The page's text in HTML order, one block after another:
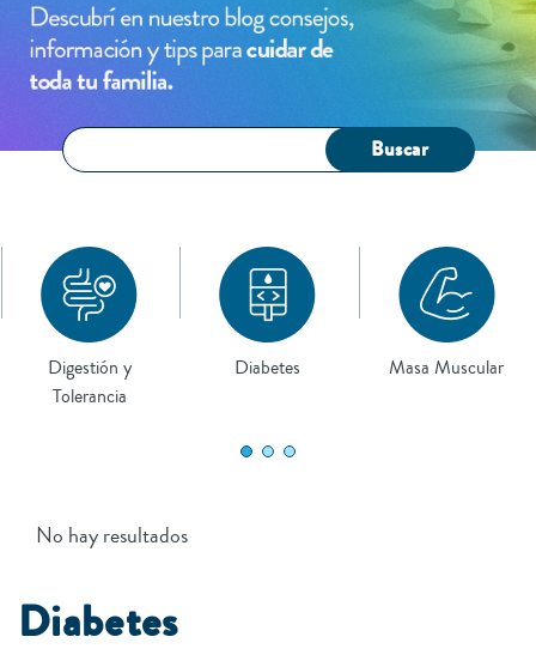
Digestión y
Tolerancia
Diabetes Masa Muscular
Buscar
No hay resultados
Diabetes